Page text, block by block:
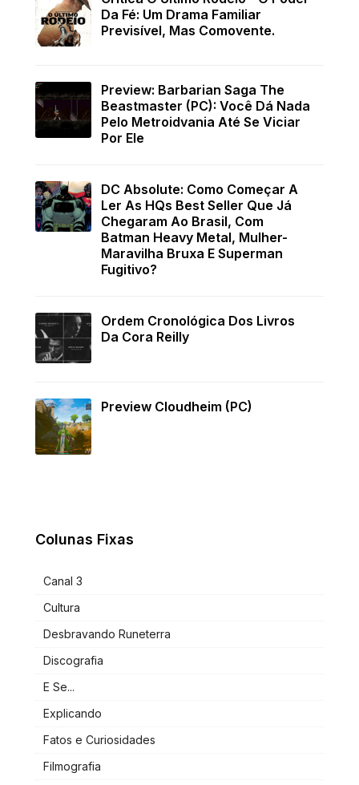
Da Fé: Um Drama Familiar
Previsível, Mas Comovente.
Preview: Barbarian Saga The
Beastmaster (PC): Você Dá Nada
Pelo Metroidvania Até Se Viciar
Por Ele
DC Absolute: Como Começar A
Ler As HQs Best Seller Que Já
Chegaram Ao Brasil, Com
Batman Heavy Metal, Mulher-
Maravilha Bruxa E Superman
Fugitivo?
Ordem Cronológica Dos Livros
Da Cora Reilly
Preview Cloudheim (PC)
Colunas Fixas
Canal 3
Cultura
Desbravando Runeterra
Discografia
E Se...
Explicando
Fatos e Curiosidades
Filmografia